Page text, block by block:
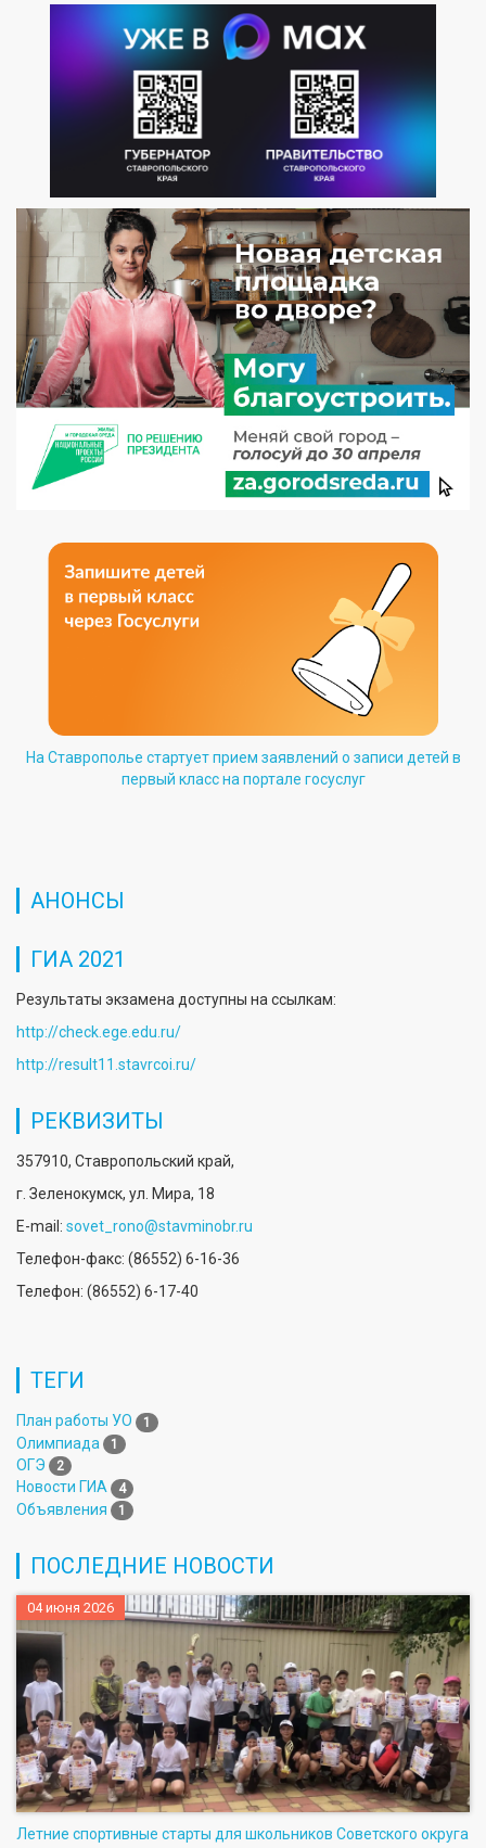
На Ставрополье стартует прием заявлений о записи детей в
первый класс на портале госуслуг
АНОНСЫ
ГИА 2021
Результаты экзамена доступны на ссылкам:
http://check.ege.edu.ru/
http://result11.stavrcoi.ru/
РЕКВИЗИТЫ
357910, Ставропольский край,
г. Зеленокумск, ул. Мира, 18
E-mail: sovet_rono@stavminobr.ru
Телефон-факс: (86552) 6-16-36
Телефон: (86552) 6-17-40
ТЕГИ
План работы УО 1
Олимпиада 1
ОГЭ 2
Новости ГИА 4
Объявления 1
ПОСЛЕДНИЕ НОВОСТИ
04 июня 2026
Летние спортивные старты для школьников Советского округа